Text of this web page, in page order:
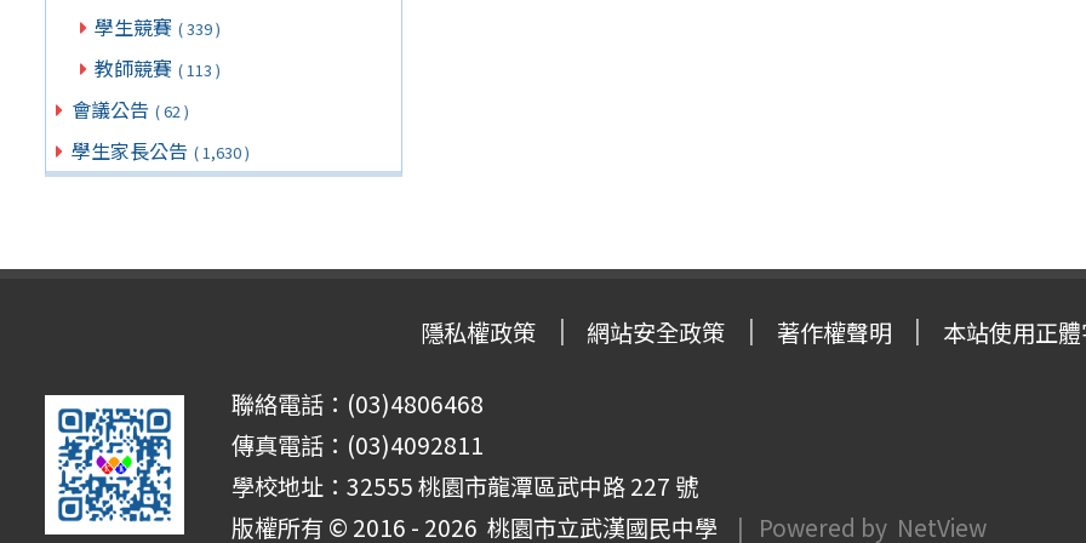
學生競賽 ( 339 )
教師競賽 ( 113 )
會議公告 ( 62 )
學生家長公告 ( 1,630 )
隱私權政策 網站安全政策 著作權聲明 本站使用正
聯絡電話：(03)4806468
傳真電話：(03)4092811
學校地址：32555 桃園市龍潭區武中路 227 號
版權所有 © 2016 - 2026 桃園市立武漢國民中學 | Powered by NetView